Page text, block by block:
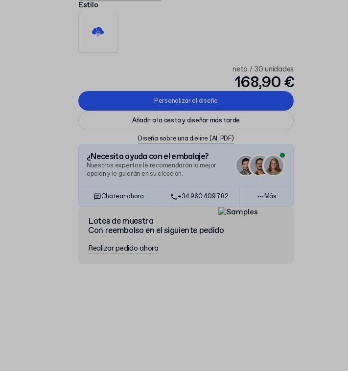
Estilo
neto / 30 unidades
168,90 €
Personalizar el diseño
Diseña sobre una dieline (AI, PDF)
Añadir a la cesta y diseñar más tarde
¿Necesita ayuda con el embalaje?
Nuestros expertos le recomendarán la mejor
opción y le guiarán en su elección.
Chatear ahora +34 960 409 782 Más
Lotes de muestra
Con reembolso en el siguiente pedido
Realizar pedido ahora